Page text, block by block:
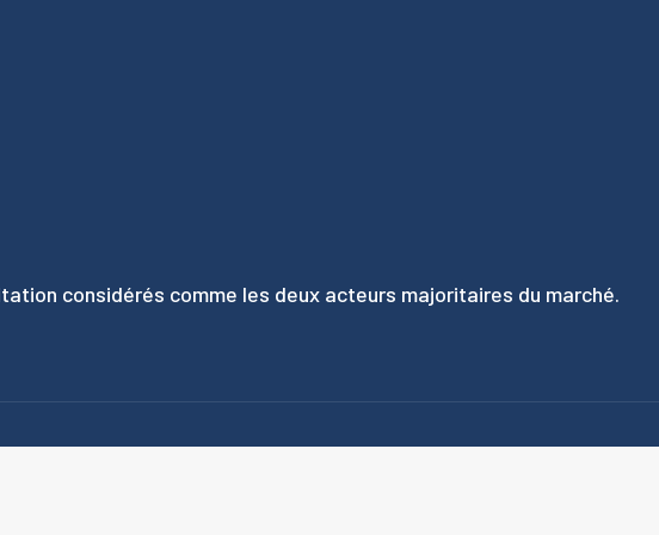
considérés comme les deux acteurs majoritaires du marché.